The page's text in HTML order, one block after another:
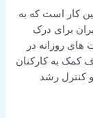
کار است که به
برای درک
های روزانه در
کمک به کارکنان
کنترل رشد